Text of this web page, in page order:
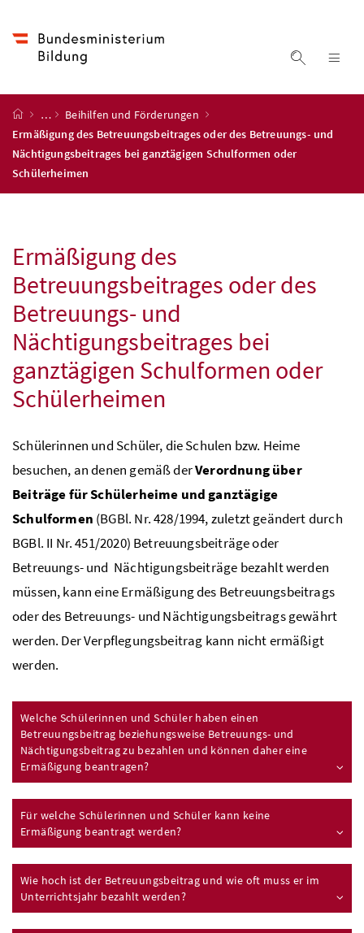
Suche
Startseite
…
Beihilfen und Förderungen
Ermäßigung des Betreuungsbeitrages oder des Betreuungs- und
Nächtigungsbeitrages bei ganztägigen Schulformen oder
Schülerheimen
Ermäßigung des
Betreuungsbeitrages oder des
Betreuungs- und
Nächtigungsbeitrages bei
ganztägigen Schulformen oder
Schülerheimen
Schülerinnen und Schüler, die Schulen bzw. Heime
besuchen, an denen gemäß derVerordnung über
Beiträge für Schülerheime und ganztägige
Schulformen (BGBl. Nr. 428/1994, zuletzt geändert durch
BGBl. II Nr. 451/2020) Betreuungsbeiträge oder
Betreuungs- und Nächtigungsbeiträge bezahlt werden
müssen, kann eine Ermäßigung des Betreuungsbeitrags
oder des Betreuungs- und Nächtigungsbeitrags gewährt
werden. Der Verpflegungsbeitrag kann nicht ermäßigt
werden.
Welche Schülerinnen und Schüler haben einen
Betreuungsbeitrag beziehungsweise Betreuungs- und
Nächtigungsbeitrag zu bezahlen und können daher eine
Ermäßigung beantragen?
Für welche Schülerinnen und Schüler kann keine
Ermäßigung beantragt werden?
Wie hoch ist der Betreuungsbeitrag und wie oft muss er im
Unterrichtsjahr bezahlt werden?